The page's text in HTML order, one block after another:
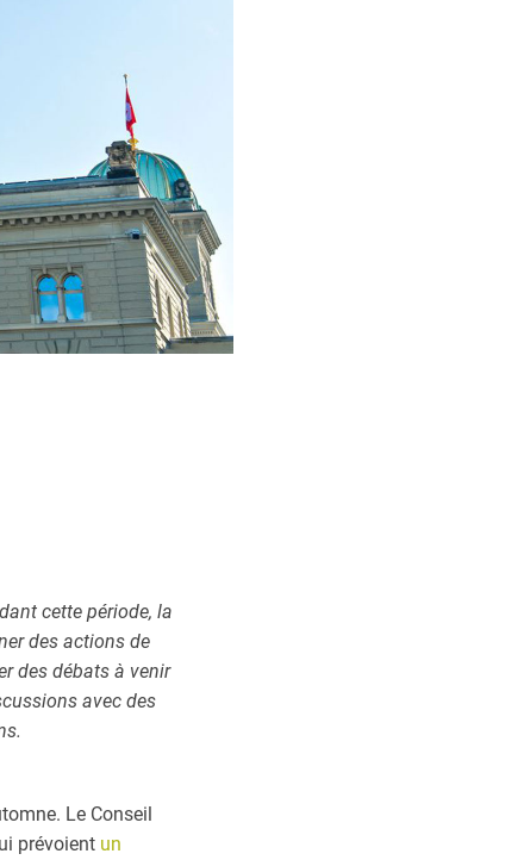
cette période, la
des actions de
des débats à venir
avec des
Le Conseil
prévoient un